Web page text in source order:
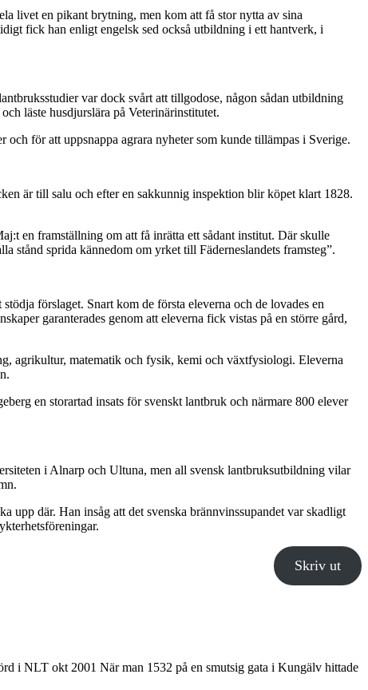
livet en pikant brytning, men kom att få stor nytta av sina
fick han enligt engelsk sed också utbildning i ett hantverk, i
var dock svårt att tillgodose, någon sådan utbildning
läste husdjurslära på Veterinärinstitutet.
för att uppsnappa agrara nyheter som kunde tillämpas i Sverige.
är till salu och efter en sakkunnig inspektion blir köpet klart 1828.
en framställning om att få inrätta ett sådant institut. Där skulle
stånd sprida kännedom om yrket till Fäderneslandets framsteg”.
förslaget. Snart kom de första eleverna och de lovades en
garanterades genom att eleverna fick vistas på en större gård,
agrikultur, matematik och fysik, kemi och växtfysiologi. Eleverna
en storartad insats för svenskt lantbruk och närmare 800 elever
i Alnarp och Ultuna, men all svensk lantbruksutbildning vilar
upp där. Han insåg att det svenska brännvinssupandet var skadligt
Skriv ut
i NLT okt 2001 När man 1532 på en smutsig gata i Kungälv hittade